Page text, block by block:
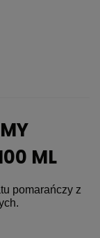
ML
pomarańczy z